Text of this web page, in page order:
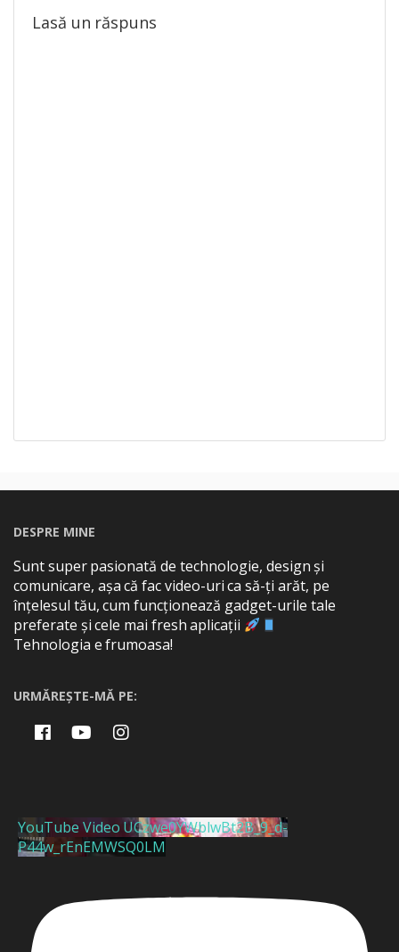
Lasă un răspuns
DESPRE MINE
Sunt super pasionată de technologie, design și
comunicare, așa că fac video-uri ca să-ți arăt, pe
înțelesul tău, cum funcționează gadget-urile tale
preferate și cele mai fresh aplicații
Tehnologia e frumoasa!
URMĂREȘTE-MĂ PE:
YouTube Video UCzwe0YWblwBt2B_9_d-
P44w_rEnEMWSQ0LM